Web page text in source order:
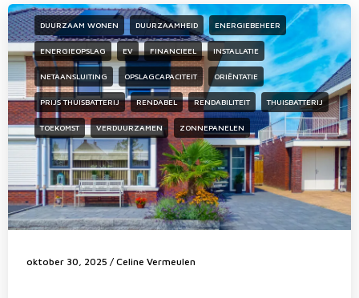
DUURZAAM WONEN DUURZAAMHEID ENERGIEBEHEER
ENERGIEOPSLAG EV FINANCIEEL INSTALLATIE
NETAANSLUITING OPSLAGCAPACITEIT ORIËNTATIE
PRIJS THUISBATTERIJ RENDABEL RENDABILITEIT THUISBATTERIJ
TOEKOMST VERDUURZAMEN ZONNEPANELEN
oktober 30, 2025 / Celine Vermeulen